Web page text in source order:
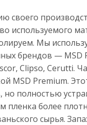
своего
используемого
Мы
брендов — MSD
Clipso, Cerutti.
MSD Premium.
полностью
пленка более
сырья.